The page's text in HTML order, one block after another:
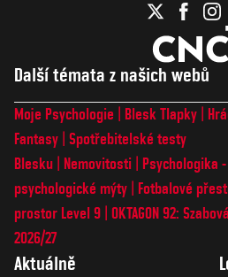
Další témata z našich webů
Moje Psychologie Blesk Tlapky
Fantasy Spotřebitelské testy
Blesku
Nemovitosti
Psychologika
psychologické mýty
Fotbalové
prostor Level 9 OKTAGON 92:
2026/27
Aktuálně